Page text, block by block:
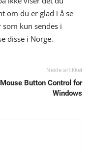
om du er glad i å se
kun sendes i
disse i Norge.
Neste artikkel
Button Control for
Windows